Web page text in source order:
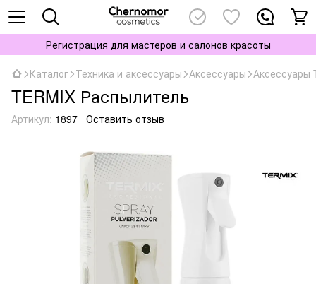
Регистрация для мастеров и салонов красоты
Каталог Техника и аксессуары Аксессуары Аксессуары
TERMIX Распылитель
Артикул: 1897 Оставить отзыв